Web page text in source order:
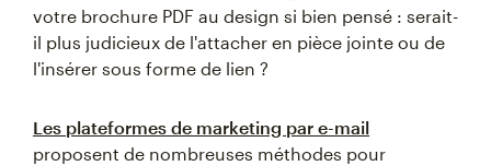
votre brochure PDF au design si bien pensé : serait-
il plus judicieux de l'attacher en pièce jointe ou de
l'insérer sous forme de lien ?
Les plateformes de marketing par e-mail
proposent de nombreuses méthodes pour